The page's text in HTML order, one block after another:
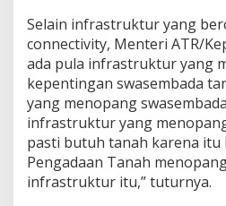
a
n
a
n
i
t
i
a
P
e
Selain infrastruktur yang
connectivity, Menteri ATR/
ada pula infrastruktur yang
kepentingan swasembada
yang menopang
infrastruktur yang
pasti butuh tanah karena itu
Pengadaan Tanah
infrastruktur itu,” tuturnya.